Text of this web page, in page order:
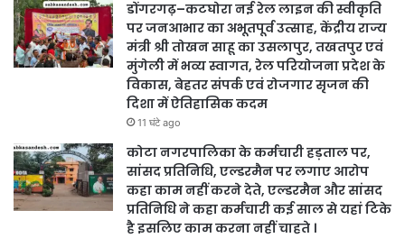
डोंगरगढ़–कटघोरा नई रेल लाइन की स्वीकृति
पर जनआभार का अभूतपूर्व उत्साह, केंद्रीय राज्य
मंत्री श्री तोखन साहू का उसलापुर, तखतपुर एवं
मुंगेली में भव्य स्वागत, रेल परियोजना प्रदेश के
विकास, बेहतर संपर्क एवं रोजगार सृजन की
दिशा में ऐतिहासिक कदम
11 घंटे ago
कोटा नगरपालिका के कर्मचारी हड़ताल पर,
सांसद प्रतिनिधि, एल्डरमैन पर लगाए आरोप
कहा काम नहीं करने देते, एल्डरमैन और सांसद
प्रतिनिधि ने कहा कर्मचारी कई साल से यहां टिके
है इसलिए काम करना नहीं चाहते ।